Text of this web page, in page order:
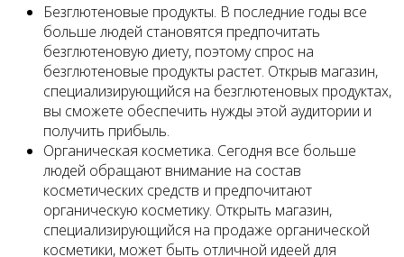
Безглютеновые продукты. В последние годы все
больше людей становятся предпочитать
безглютеновую диету, поэтому спрос на
безглютеновые продукты растет. Открыв магазин,
специализирующийся на безглютеновых продуктах,
вы сможете обеспечить нужды этой аудитории и
получить прибыль.
Органическая косметика. Сегодня все больше
людей обращают внимание на состав
косметических средств и предпочитают
органическую косметику. Открыть магазин,
специализирующийся на продаже органической
косметики, может быть отличной идеей для